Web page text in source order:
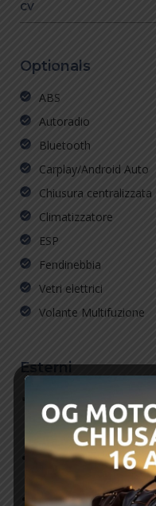
CV
Optionals
ABS
Autoradio
Bluetooth
Carplay/Android Auto
Chiusura centralizzata
Climatizzatore
ESP
Fendinebbia
Vetri elettrici
Volante Multifuzione
Esterni
Barre longitudinali al
dinamico e la
tetto.
Vernice metallizzata
Fari diurni a LED con